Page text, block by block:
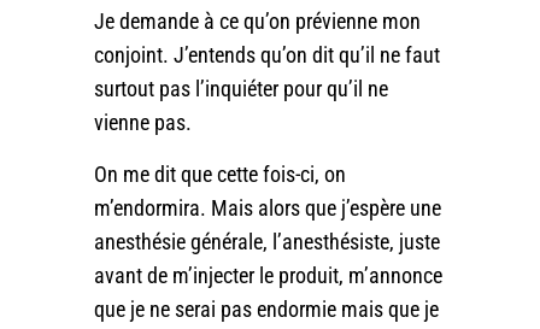
Je demande à ce qu’on prévienne mon
conjoint. J’entends qu’on dit qu’il ne faut
surtout pas l’inquiéter pour qu’il ne
vienne pas.
On me dit que cette fois-ci, on
m’endormira. Mais alors que j’espère une
anesthésie générale, l’anesthésiste, juste
avant de m’injecter le produit, m’annonce
que je ne serai pas endormie mais que je